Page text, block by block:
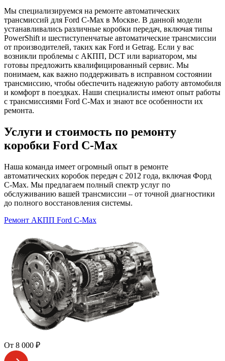
Мы специализируемся на ремонте автоматических
трансмиссий для Ford C-Max в Москве. В данной модели
устанавливались различные коробки передач, включая типы
PowerShift и шестиступенчатые автоматические трансмиссии
от производителей, таких как Ford и Getrag. Если у вас
возникли проблемы с АКПП, DCT или вариатором, мы
готовы предложить квалифицированный сервис. Мы
понимаем, как важно поддерживать в исправном состоянии
трансмиссию, чтобы обеспечить надежную работу автомобиля
и комфорт в поездках. Наши специалисты имеют опыт работы
с трансмиссиями Ford C-Max и знают все особенности их
ремонта.
Услуги и стоимость по ремонту
коробки Ford C-Max
Наша команда имеет огромный опыт в ремонте
автоматических коробок передач с 2012 года, включая Форд
C-Max. Мы предлагаем полный спектр услуг по
обслуживанию вашей трансмиссии – от точной диагностики
до полного восстановления системы.
Ремонт АКПП Ford C-Max
От 8 000 ₽